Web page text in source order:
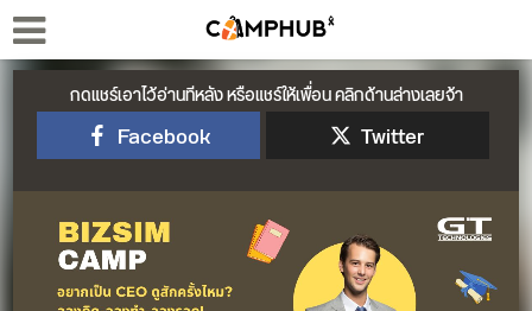
กดแชร์เอาไว้อ่านทีหลัง หรือแชร์ให้เพื่อน คลิกด้านล่างเลยจ้า
Facebook Twitter